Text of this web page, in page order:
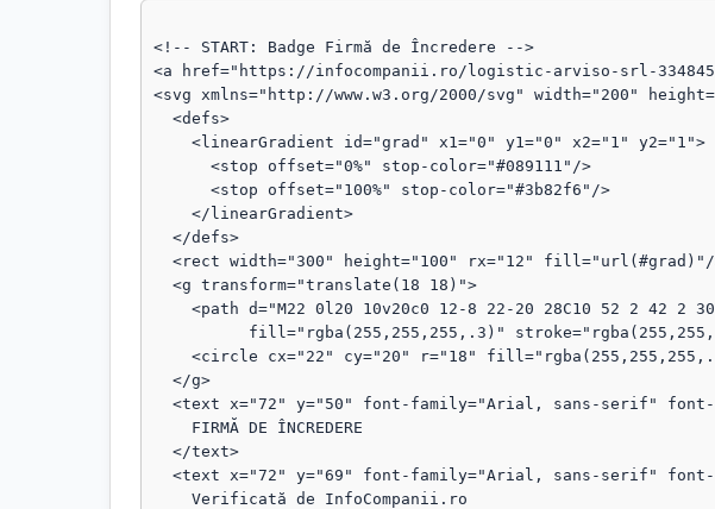
<!-- START: Badge Firmă de Încredere -->
<a href="https://infocompanii.ro/logistic-arviso-srl-
<svg xmlns="http://www.w3.org/2000/svg" width="200"